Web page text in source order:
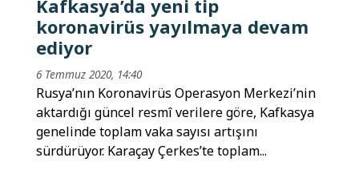
Kafkasya’da yeni tip
koronavirüs yayılmaya devam
ediyor
6 Temmuz 2020, 14:40
Rusya’nın Koronavirüs Operasyon Merkezi’nin
aktardığı güncel resmî verilere göre, Kafkasya
genelinde toplam vaka sayısı artışını
sürdürüyor. Karaçay Çerkes’te toplam...